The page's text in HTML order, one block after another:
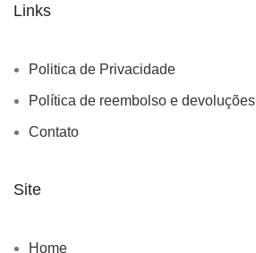
Links
Politica de Privacidade
Política de reembolso e devoluções
Contato
Site
Home